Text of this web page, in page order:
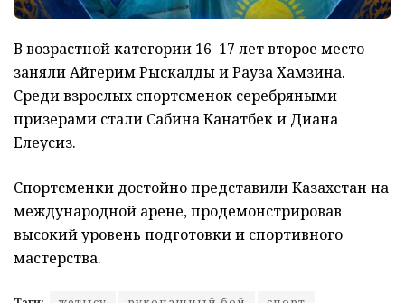
В возрастной категории 16–17 лет второе место
заняли Айгерим Рыскалды и Рауза Хамзина.
Среди взрослых спортсменок серебряными
призерами стали Сабина Канатбек и Диана
Елеусиз.
Спортсменки достойно представили Казахстан на
международной арене, продемонстрировав
высокий уровень подготовки и спортивного
мастерства.